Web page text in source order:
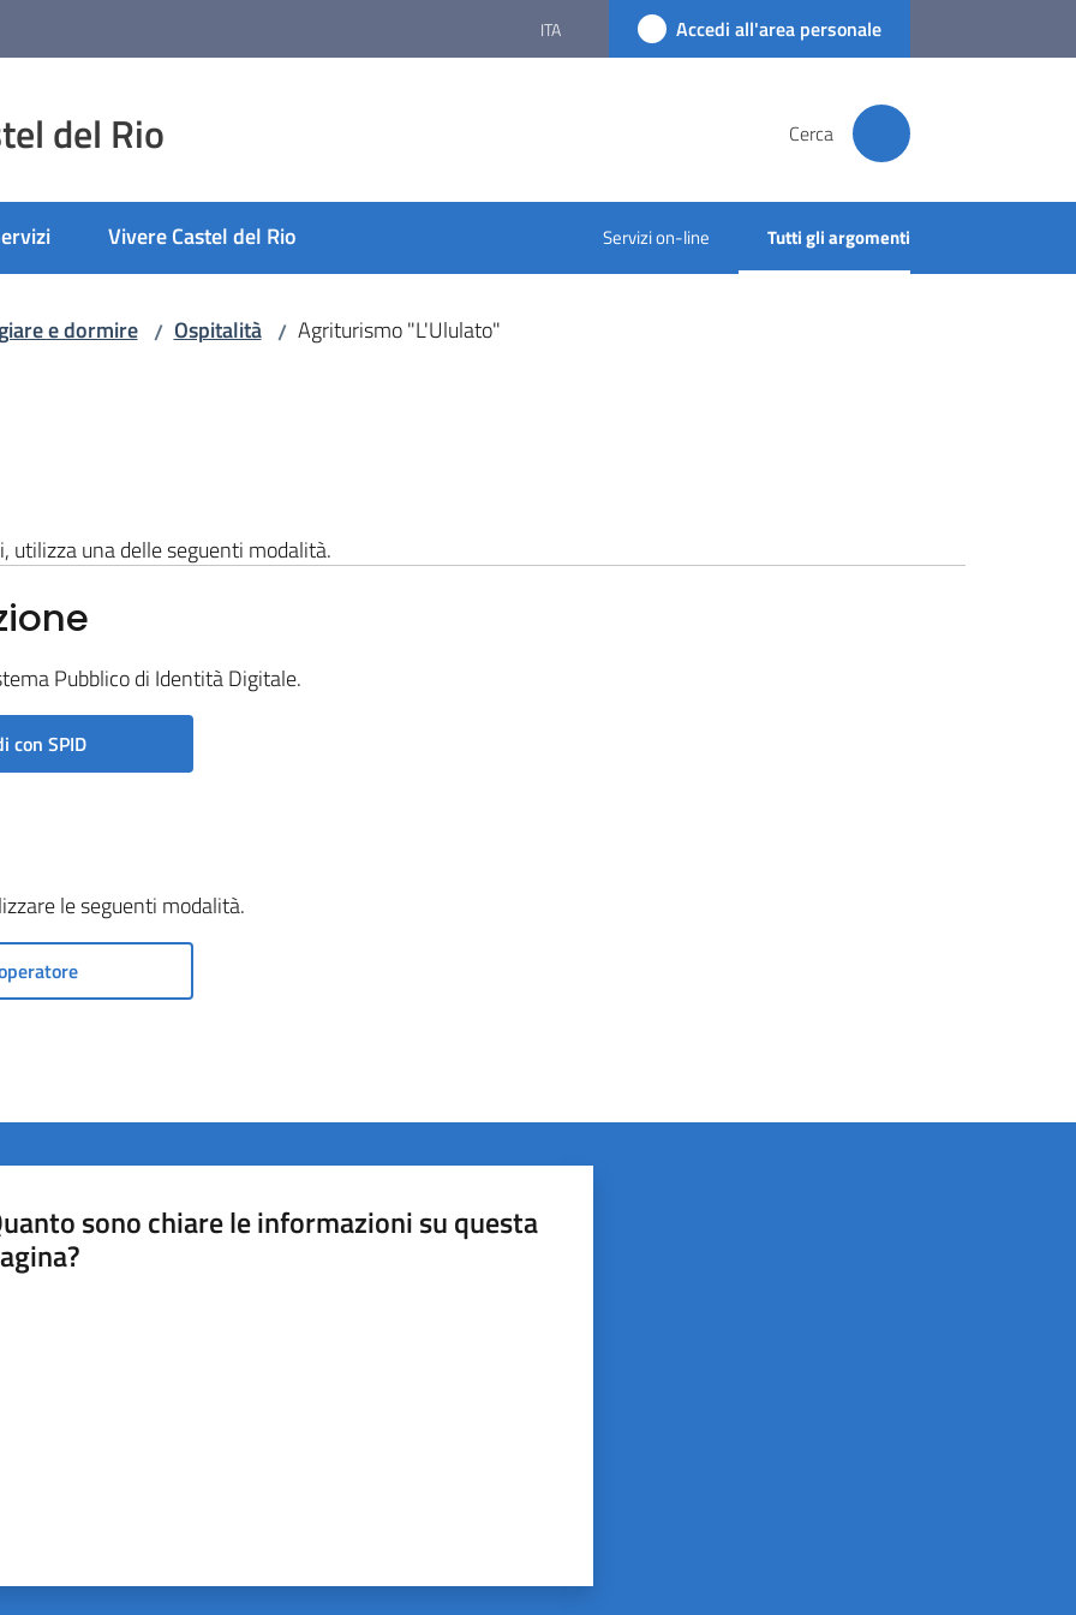
ITA Accedi all'area personale
del Rio Cerca
Vivere Castel del Rio Servizi on-line Tutti gli argomenti
Menu selezionato
e dormire / Ospitalità / Agriturismo "L'Ululato"
utilizza una delle seguenti modalità.
Pubblico di Identità Digitale.
con SPID
le seguenti modalità.
sono chiare le informazioni su questa